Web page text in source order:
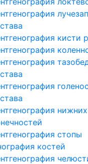
кисти
нижних
стопы
костей